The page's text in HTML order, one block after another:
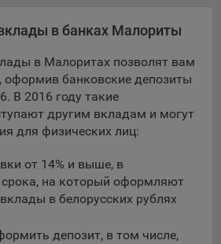
рекламы. Адрес: Yandex
показа контекстной рекламы,
Google Ireland Ltd, Gordon
4, D04E5W5 Ireland.
по умолчанию
в банках Малориты
в Малоритах позволят вам
оформив банковские депозиты
В 2016 году такие
другим вкладам и могут
для физических лиц:
от 14% и выше, в
срока, на который оформляют
в белорусских рублях
депозит, в том числе,